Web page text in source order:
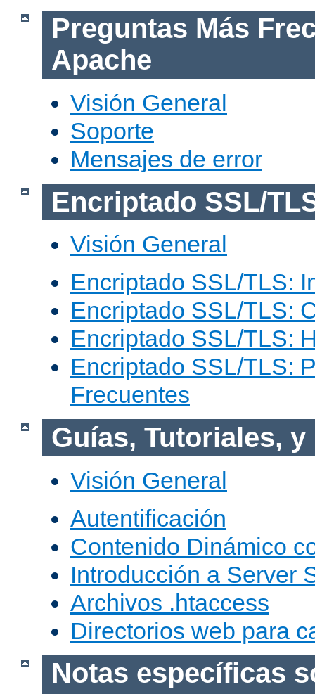
Preguntas Más
Apache
Visión General
Soporte
Mensajes de error
Encriptado SSL/
Visión General
Encriptado SSL/TLS:
Encriptado SSL/TLS:
Encriptado SSL/TLS:
Encriptado SSL/TLS:
Frecuentes
Guías, Tutoriales, y
Visión General
Autentificación
Contenido Dinámico
Introducción a Server
Archivos .htaccess
Directorios web para
Notas específicas